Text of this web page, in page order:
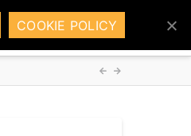
DEMO INSIGHTS
COOKIE POLICY